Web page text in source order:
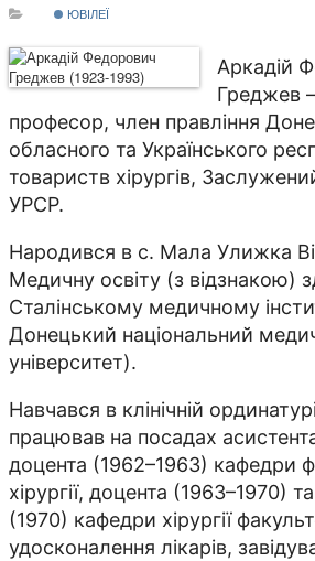
ЮВІЛЕЇ
Аркадій
Греджев –
професор, член правління
обласного та Українського
товариств хірургів,
УРСР.
Народився в с. Мала Улижка
Медичну освіту (з відзнакою)
Сталінському медичному
Донецький національний
університет).
Навчався в клінічній
працював на посадах
доцента (1962–1963) кафедри
хірургії, доцента (1963–1970)
(1970) кафедри хірургії
удосконалення лікарів,